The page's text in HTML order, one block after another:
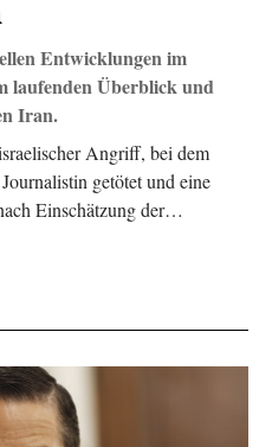
Entwicklungen im
laufenden Überblick und
Iran.
Angriff, bei dem
getötet und eine
Einschätzung der…